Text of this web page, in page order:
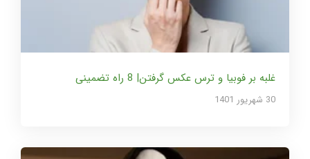
غلبه بر فوبیا و ترس عکس گرفتن| 8 راه تضمینی
30 شهریور 1401